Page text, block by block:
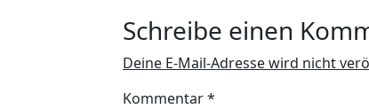
Schreibe einen
Deine E-Mail-Adresse wird nicht
Kommentar*